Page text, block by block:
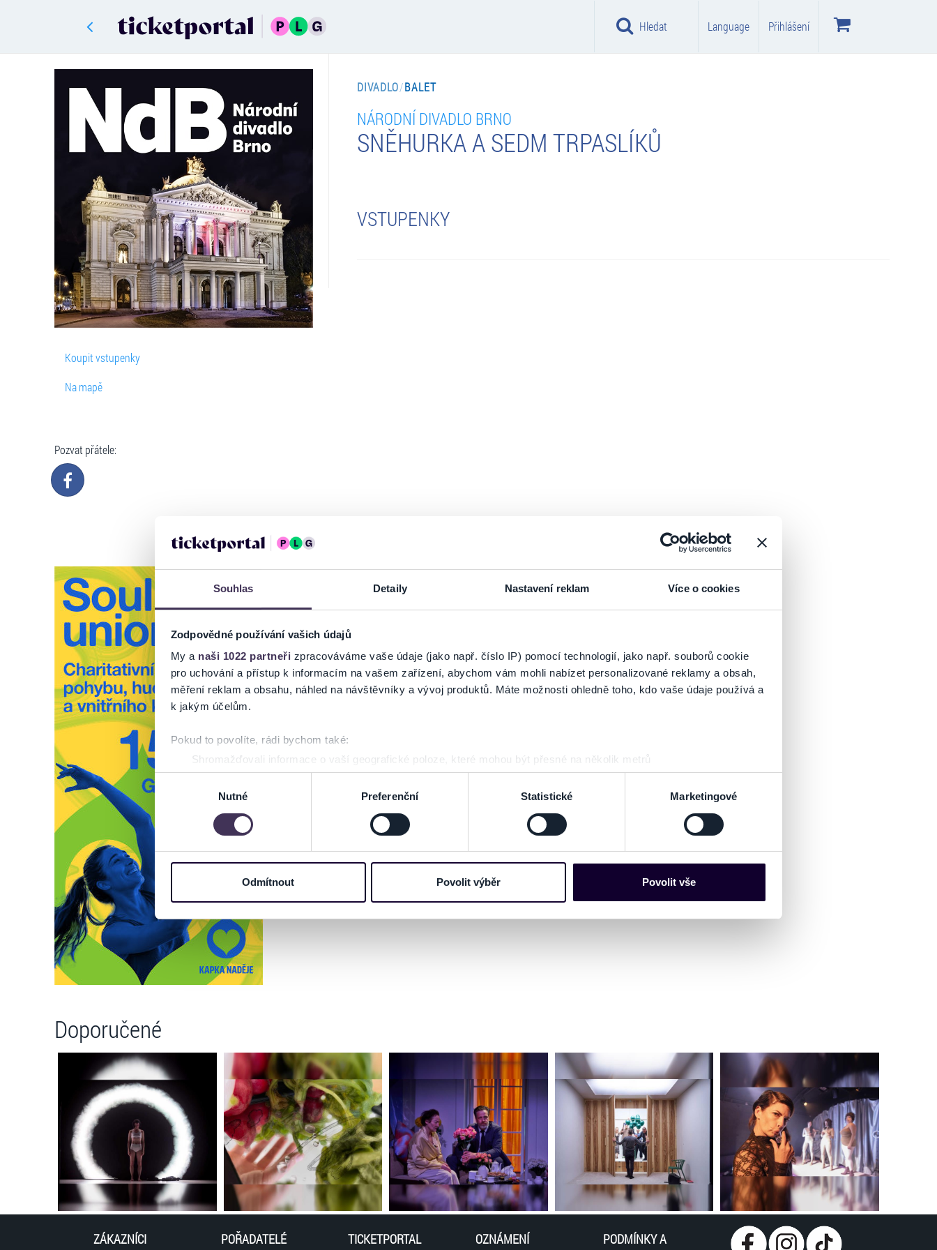
Souhlas Detaily Nastavení reklam Více o cookies
Zodpovědné používání vašich údajů
My a naši 1022 partneři zpracováváme vaše údaje (jako např. číslo IP) pomocí technologií, jako např. souborů cookie
pro uchování a přístup k informacím na vašem zařízení, abychom vám mohli nabízet personalizované reklamy a obsah,
měření reklam a obsahu, náhled na návštěvníky a vývoj produktů. Máte možnosti ohledně toho, kdo vaše údaje používá a
k jakým účelům.
Pokud to povolíte, rádi bychom také:
Shromažďovali informace o vaší geografické poloze, které mohou být přesné na několik metrů
Identifikovali vaše zařízení pomocí aktivního skenování pro konkrétní charakteristiky (otisk prstu)
Zjistěte více o tom, jak zpracováváme vaše osobní údaje, a nastavte si předvolby v
části s podrobnostmi. Svůj souhlas
můžete kdykoliv změnit nebo odvolat v části Prohlášení o souborech cookie.
informace o vašem zařízení nebo vaší aktivitě na našich webových stránkách. Tyto informace mohou představovat
osobní údaje. Získané informace používáme např. k analýze návštěvnosti webu nebo k personalizaci obsahu a reklam.
Jaké typy cookies používáme, naleznete níže. Možnosti zpracování upravíte zaškrtnutím příslušné varianty. Svoji volbu
můžete kdykoliv změnit v zápatí stránky v záložce „Cookies a jejich nastavení“.
Výběr
souhlasu
Nutné Preferenční Statistické Marketingové
Odmítnout Povolit výběr Povolit vše
Hledat Language Přihlášení
Koupit vstupenky
Na mapě
Pozvat přátele:
DIVADLO/BALET
NÁRODNÍ DIVADLO BRNO
SNĚHURKA A SEDM TRPASLÍKŮ
VSTUPENKY
Doporučené
ZÁKAZNÍCI POŘADATELÉ TICKETPORTAL OZNÁMENÍ
PODMÍNKY A